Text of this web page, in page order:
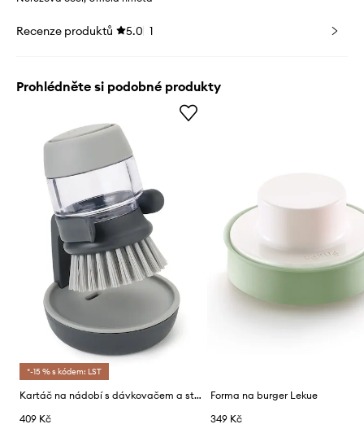
Recenze produktů 5.0 1
Prohlédněte si podobné produkty
*-15 % s kódem: LST
Kartáč na nádobí s dávkovačem a stojanem Joseph Joseph Palm Scrub™
409 Kč
Forma na burger Lekue
349 Kč